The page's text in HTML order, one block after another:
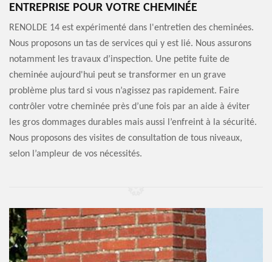
ENTREPRISE POUR VOTRE CHEMINÉE
RENOLDE 14 est expérimenté dans l'entretien des cheminées.
Nous proposons un tas de services qui y est lié. Nous assurons
notamment les travaux d’inspection. Une petite fuite de
cheminée aujourd'hui peut se transformer en un grave
problème plus tard si vous n’agissez pas rapidement. Faire
contrôler votre cheminée près d’une fois par an aide à éviter
les gros dommages durables mais aussi l’enfreint à la sécurité.
Nous proposons des visites de consultation de tous niveaux,
selon l’ampleur de vos nécessités.